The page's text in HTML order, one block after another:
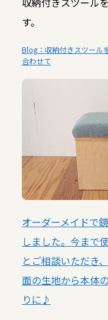
す。
Blog：収納付きスツール
合わせて
オーダーメイドで
しました。今まで
とご相談いただき
面の生地から本体
りに♪